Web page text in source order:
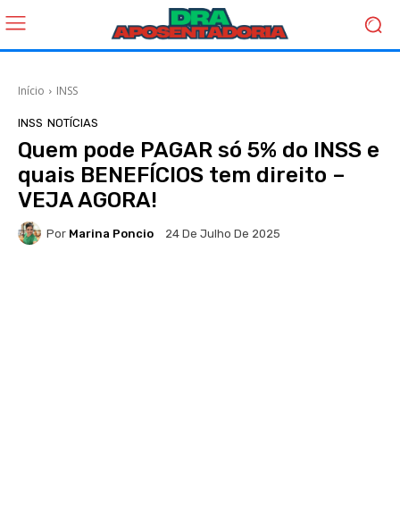
Início INSS
INSS NOTÍCIAS
Quem pode PAGAR só 5% do INSS e
quais BENEFÍCIOS tem direito –
VEJA AGORA!
Por Marina Poncio 24 De Julho De 2025